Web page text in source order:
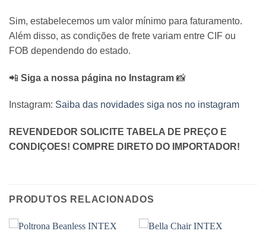
Sim, estabelecemos um valor mínimo para faturamento.
Além disso, as condições de frete variam entre CIF ou
FOB dependendo do estado.
📲 Siga a nossa página no Instagram 📸
Instagram: Saiba das novidades siga nos no instagram
REVENDEDOR SOLICITE TABELA DE PREÇO E
CONDIÇOES! COMPRE DIRETO DO IMPORTADOR!
PRODUTOS RELACIONADOS